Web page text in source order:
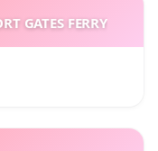
GATES FERRY